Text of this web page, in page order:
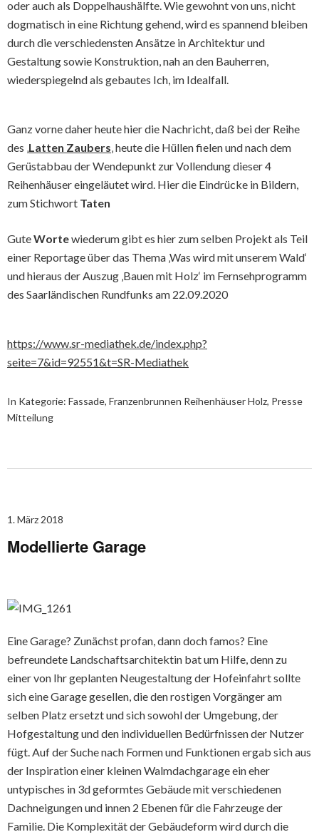
oder auch als Doppelhaushälfte. Wie gewohnt von uns, nicht
dogmatisch in eine Richtung gehend, wird es spannend bleiben
durch die verschiedensten Ansätze in Architektur und
Gestaltung sowie Konstruktion, nah an den Bauherren,
wiederspiegelnd als gebautes Ich, im Idealfall.
Ganz vorne daher heute hier die Nachricht, daß bei der Reihe
des ‚Latten Zaubers‚ heute die Hüllen fielen und nach dem
Gerüstabbau der Wendepunkt zur Vollendung dieser 4
Reihenhäuser eingeläutet wird. Hier die Eindrücke in Bildern,
zum Stichwort Taten
GuteWortewiederum gibt es hier zum selben Projekt als Teil
einer Reportage über das Thema ‚Was wird mit unserem Wald‘
und hieraus der Auszug ‚Bauen mit Holz‘ im Fernsehprogramm
des Saarländischen Rundfunks am 22.09.2020
https://www.sr-mediathek.de/index.php?
seite=7&id=92551&t=SR-Mediathek
In Kategorie: Fassade, Franzenbrunnen Reihenhäuser Holz, Presse
Mitteilung
1. März 2018
Modellierte Garage
Eine Garage? Zunächst profan, dann doch famos? Eine
befreundete Landschaftsarchitektin bat um Hilfe, denn zu
einer von Ihr geplanten Neugestaltung der Hofeinfahrt sollte
sich eine Garage gesellen, die den rostigen Vorgänger am
selben Platz ersetzt und sich sowohl der Umgebung, der
Hofgestaltung und den individuellen Bedürfnissen der Nutzer
fügt. Auf der Suche nach Formen und Funktionen ergab sich aus
der Inspiration einer kleinen Walmdachgarage ein eher
untypisches in 3d geformtes Gebäude mit verschiedenen
Dachneigungen und innen 2 Ebenen für die Fahrzeuge der
Familie. Die Komplexität der Gebäudeform wird durch die